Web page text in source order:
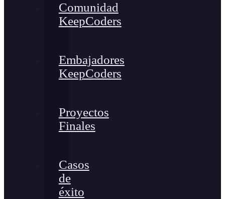
Comunidad
KeepCoders
Embajadores
KeepCoders
Proyectos
Finales
Casos
de
éxito